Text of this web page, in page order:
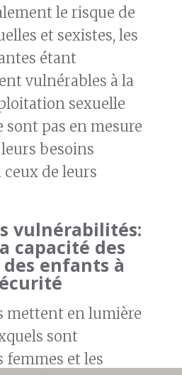
le risque de
et sexistes, les
étant
vulnérables à la
sexuelle
sont pas en mesure
besoins
ceux de leurs
vulnérabilités:
capacité des
enfants à
mettent en lumière
sont
femmes et les